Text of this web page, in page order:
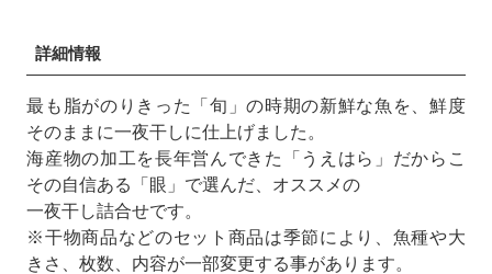
詳細情報
最も脂がのりきった「旬」の時期の新鮮な魚を、鮮度
そのままに一夜干しに仕上げました。
海産物の加工を長年営んできた「うえはら」だからこ
その自信ある「眼」で選んだ、オススメの
一夜干し詰合せです。
※干物商品などのセット商品は季節により、魚種や大
きさ、枚数、内容が一部変更する事があります。